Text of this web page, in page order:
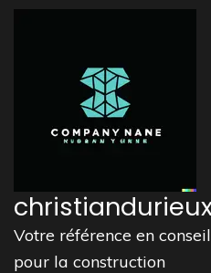
Aller
Votre référence en
pour la construction